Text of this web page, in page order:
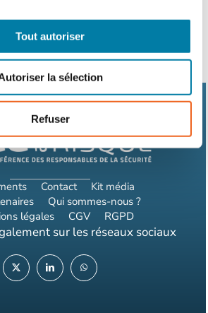
Tout autoriser
la sélection
Refuser
Contact
Kit média
Qui sommes-nous ?
légales
CGV RGPD
sur les réseaux sociaux